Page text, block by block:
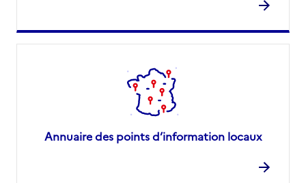
Annuaire des points d’information locaux